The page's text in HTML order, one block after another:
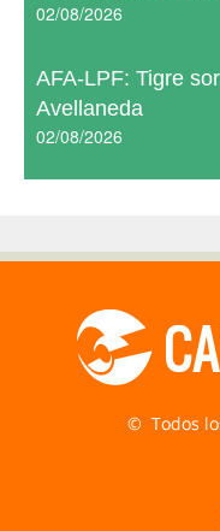
02/08/2026
AFA-LPF: Tigre
Avellaneda
02/08/2026